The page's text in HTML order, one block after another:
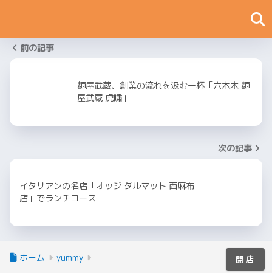
前の記事
麺屋武蔵、創業の流れを汲む一杯「六本木 麺
屋武蔵 虎嘯」
次の記事
イタリアンの名店「オッジ ダルマット 西麻布
店」でランチコース
ホーム yummy